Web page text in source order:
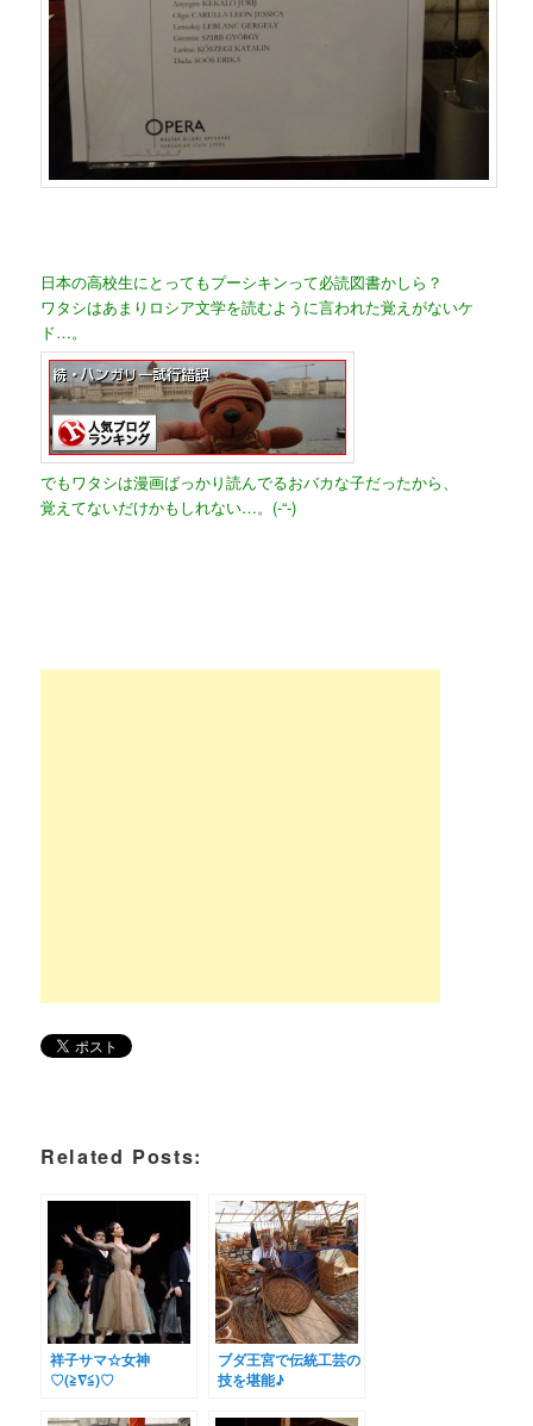
日本の高校生にとってもプーシキンって必読図書かしら？
ワタシはあまりロシア文学を読むように言われた覚えがないケ
ド…。
でもワタシは漫画ばっかり読んでるおバカな子だったから、
覚えてないだけかもしれない…。(-“-)
Related Posts:
祥子サマ☆女神
♡(≧∇≦)♡
ブダ王宮で伝統工芸の
技を堪能♪